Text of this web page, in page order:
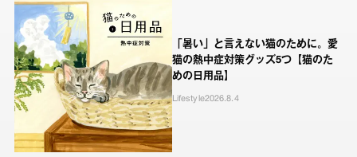
「暑い」と言えない猫のために。愛
猫の熱中症対策グッズ5つ【猫のた
めの日用品】
Lifestyle2026.8.4